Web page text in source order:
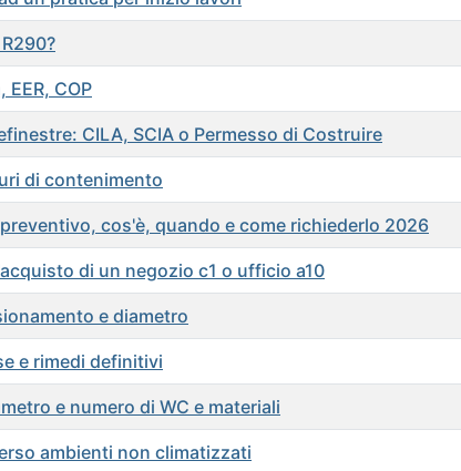
COP
CILA, SCIA o Permesso di Costruire
di contenimento
cos'è, quando e come richiederlo 2026
di un negozio c1 o ufficio a10
e diametro
e rimedi definitivi
e numero di WC e materiali
ambienti non climatizzati